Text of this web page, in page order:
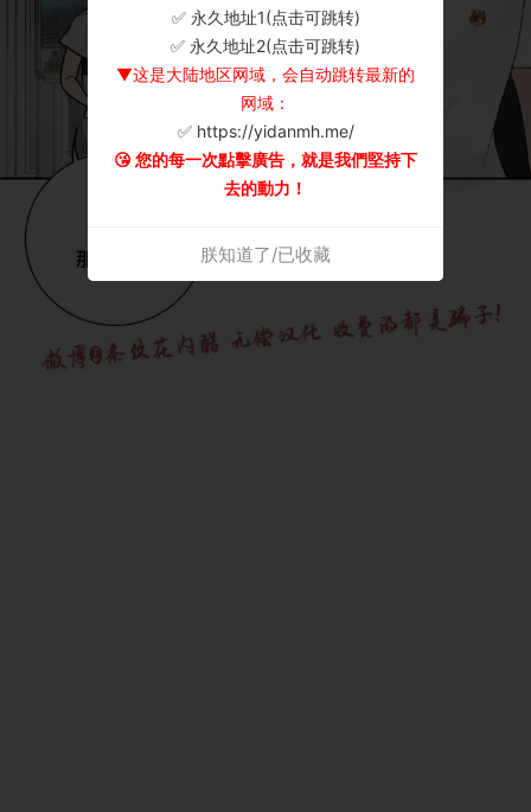
✅ 永久地址1(点击可跳转)
✅ 永久地址2(点击可跳转)
▼这是大陆地区网域，会自动跳转最新的
网域：
✅ https://yidanmh.me/
😘 您的每一次點擊廣告，就是我們堅持下
去的動力！
朕知道了/已收藏